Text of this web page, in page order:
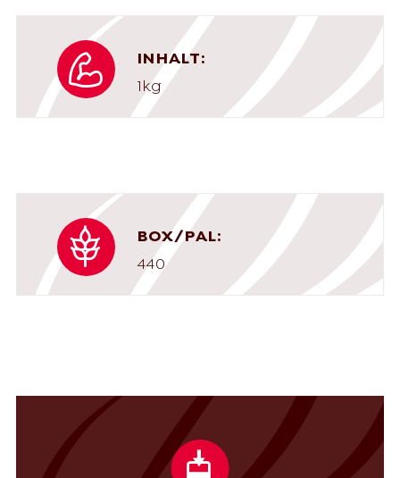
INHALT:
1kg
BOX/PAL:
440